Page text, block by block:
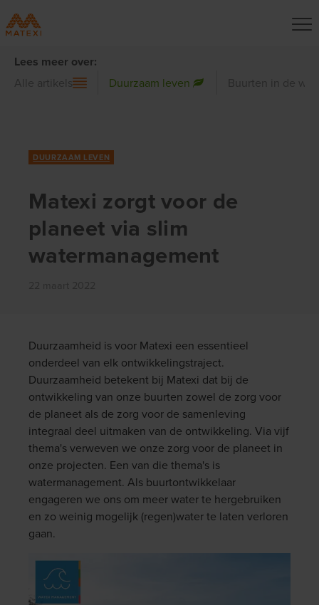
Lees meer over:
Alle artikels Duurzaam leven Buurten in de
DUURZAAM LEVEN
Matexi zorgt voor de
planeet via slim
watermanagement
Duurzaamheid is voor Matexi een essentieel
onderdeel van elk ontwikkelingstraject.
Duurzaamheid betekent bij Matexi dat bij de
ontwikkeling van onze buurten zowel de zorg voor
de planeet als de zorg voor de samenleving
integraal deel uitmaken van de ontwikkeling. Via vijf
thema's verweven we onze zorg voor de planeet in
onze projecten. Een van die thema's is
watermanagement. Als buurtontwikkelaar
engageren we ons om meer water te hergebruiken
en zo weinig mogelijk (regen)water te laten verloren
gaan.